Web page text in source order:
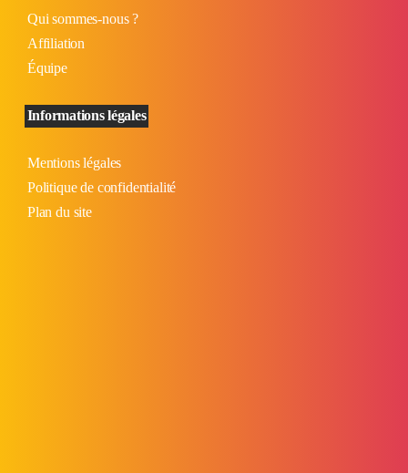
Qui sommes-nous ?
Affiliation
Équipe
Informations légales
Mentions légales
Politique de confidentialité
Plan du site